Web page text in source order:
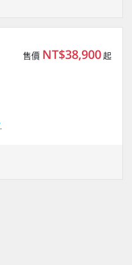
售價 NT$38,900起